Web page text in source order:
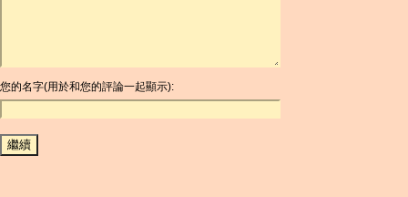
AWG
AZN
您的名字(用於和您的評論一起顯示):